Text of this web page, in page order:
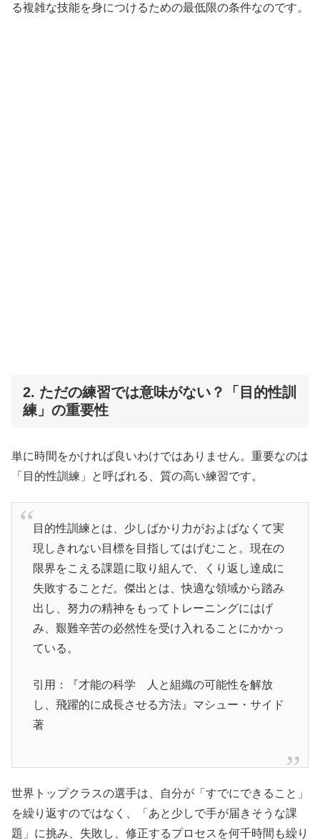
る複雑な技能を身につけるための最低限の条件なのです。
2. ただの練習では意味がない？「目的性訓
練」の重要性
単に時間をかければ良いわけではありません。重要なのは
「目的性訓練」と呼ばれる、質の高い練習です。
目的性訓練とは、少しばかり力がおよばなくて実
現しきれない目標を目指してはげむこと。現在の
限界をこえる課題に取り組んで、くり返し達成に
失敗することだ。傑出とは、快適な領域から踏み
出し、努力の精神をもってトレーニングにはげ
み、艱難辛苦の必然性を受け入れることにかかっ
ている。
引用：『才能の科学 人と組織の可能性を解放
し、飛躍的に成長させる方法』マシュー・サイド
著
世界トップクラスの選手は、自分が「すでにできること」
を繰り返すのではなく、「あと少しで手が届きそうな課
題」に挑み、失敗し、修正するプロセスを何千時間も繰り